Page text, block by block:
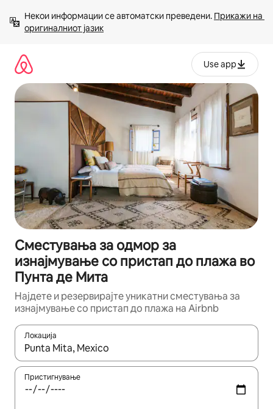
содржина
Некои информации се автоматски преведени. Прикажи на
оригиналниот јазик
Use app
Сместувања за одмор за
изнајмување со пристап до плажа во
Пунта де Мита
Најдете и резервирајте уникатни сместувања за
изнајмување со пристап до плажа на Airbnb
Локација
Кога резултатите се достапни, движете се со копчињата
Пристигнување